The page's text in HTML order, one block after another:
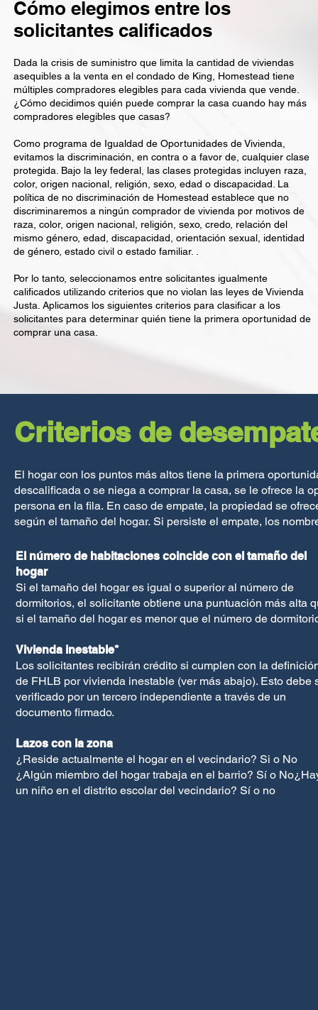
Cómo elegimos entre los
solicitantes calificados
Dada la crisis de suministro que limita la cantidad de viviendas
asequibles a la venta en el condado de King, Homestead tiene
múltiples compradores elegibles para cada vivienda que vende.
¿Cómo decidimos quién puede comprar la casa cuando hay más
compradores elegibles que casas?
Como programa de Igualdad de Oportunidades de Vivienda,
evitamos la discriminación, en contra o a favor de, cualquier clase
protegida. Bajo la ley federal, las clases protegidas incluyen raza,
color, origen nacional, religión, sexo, edad o discapacidad. La
política de no discriminación de Homestead establece que no
discriminaremos a ningún comprador de vivienda por motivos de
raza, color, origen nacional, religión, sexo, credo, relación del
mismo género, edad, discapacidad, orientación sexual, identidad
de género, estado civil o estado familiar. .
Por lo tanto, seleccionamos entre solicitantes igualmente
calificados utilizando criterios que no violan las leyes de Vivienda
Justa. Aplicamos los siguientes criterios para clasificar a los
solicitantes para determinar quién tiene la primera oportunidad de
comprar una casa.
Criterios de
El hogar con los puntos más altos tiene la primera
descalificada o se niega a comprar la casa, se le ofrece la
persona en la fila. En caso de empate, la propiedad se
según el tamaño del hogar. Si persiste el empate, los
El número de habitaciones coincide con el tamaño del
hogar
Si el tamaño del hogar es igual o superior al número de
dormitorios, el solicitante obtiene una puntuación más alta
si el tamaño del hogar es menor que el número de
Vivienda inestable*
Los solicitantes recibirán crédito si cumplen con la
de FHLB por vivienda inestable (ver más abajo). Esto debe
verificado por un tercero independiente a través de un
documento firmado.
Lazos con la zona
¿Reside actualmente el hogar en el vecindario? Si o No
¿Algún miembro del hogar trabaja en el barrio? Sí o
un niño en el distrito escolar del vecindario? Sí o no